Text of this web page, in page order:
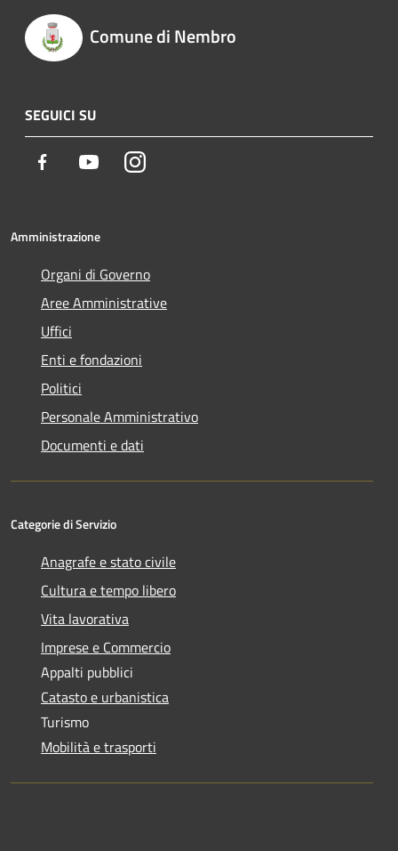
Comune di Nembro
SEGUICI SU
Facebook YoutubeInstagram
Amministrazione
Organi di Governo
Aree Amministrative
Uffici
Enti e fondazioni
Politici
Personale Amministrativo
Documenti e dati
Categorie di Servizio
Anagrafe e stato civile
Cultura e tempo libero
Vita lavorativa
Imprese e Commercio
Appalti pubblici
Catasto e urbanistica
Turismo
Mobilità e trasporti